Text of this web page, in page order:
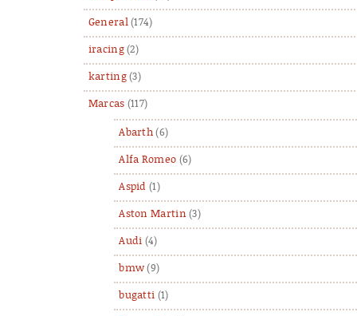
General(174)
iracing(2)
karting(3)
Marcas (117)
Abarth (6)
Alfa Romeo (6)
Aspid (1)
Aston Martin (3)
Audi (4)
bmw (9)
bugatti (1)